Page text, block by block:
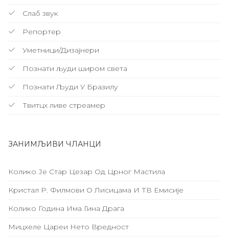
Слаб звук
Репортер
Уметници/Дизајнери
Познати људи широм света
Познати Људи У Бразилу
Твитцх ливе стреамер
ЗАНИМЉИВИ ЧЛАНЦИ
Колико Је Стар Цезар Од Црног Мастила
Кристал Р. Филмови О Лисицама И ТВ Емисије
Колико Година Има Гина Драга
Мицхеле Цареи Нето Вредност